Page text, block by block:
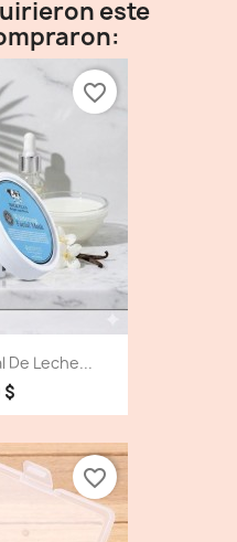
este
De Leche...
$
favorite_border
favorite_border